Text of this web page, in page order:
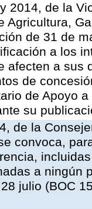
2014, de la
Agricultura,
de 31 de
a los
afecten a sus
de
de Apoyo
su
de la
convoca,
a ningún
julio (BOC